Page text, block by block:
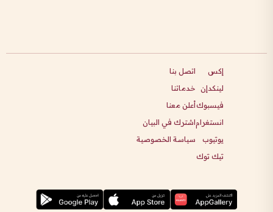
إكس
لينكدإن
فيسبوك
انستغرام
يوتيوب
تيك توك
اتصل بنا
خدماتنا
أعلن معنا
اشترك في البيان
سياسة الخصوصية